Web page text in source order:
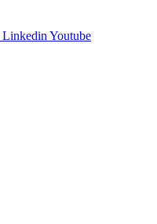
Linkedin Youtube